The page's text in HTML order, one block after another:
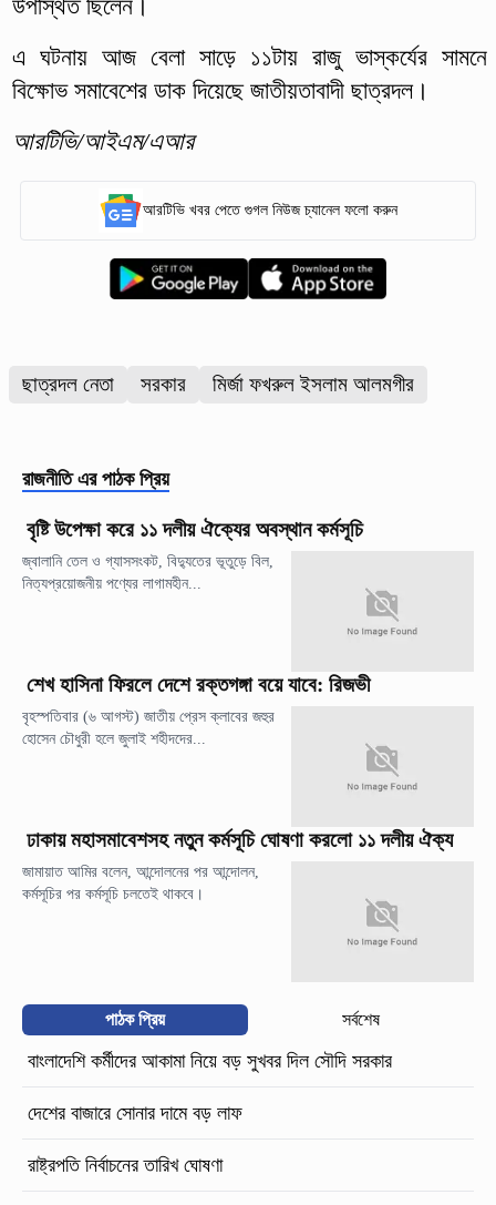
উপস্থিত ছিলেন।
এ ঘটনায় আজ বেলা সাড়ে ১১টায় রাজু ভাস্কর্যের সামনে
বিক্ষোভ সমাবেশের ডাক দিয়েছে জাতীয়তাবাদী ছাত্রদল।
আরটিভি/আইএম/এআর
আরটিভি খবর পেতে গুগল নিউজ চ্যানেল ফলো করুন
ছাত্রদল নেতা সরকার মির্জা ফখরুল ইসলাম আলমগীর
রাজনীতি এর পাঠক প্রিয়
বৃষ্টি উপেক্ষা করে ১১ দলীয় ঐক্যের অবস্থান কর্মসূচি
জ্বালানি তেল ও গ্যাসসংকট, বিদ্যুতের ভূতুড়ে বিল,
নিত্যপ্রয়োজনীয় পণ্যের লাগামহীন...
শেখ হাসিনা ফিরলে দেশে রক্তগঙ্গা বয়ে যাবে: রিজভী
বৃহস্পতিবার (৬ আগস্ট) জাতীয় প্রেস ক্লাবের জহুর
হোসেন চৌধুরী হলে জুলাই শহীদদের...
ঢাকায় মহাসমাবেশসহ নতুন কর্মসূচি ঘোষণা করলো ১১ দলীয় ঐক্য
জামায়াত আমির বলেন, আন্দোলনের পর আন্দোলন,
কর্মসূচির পর কর্মসূচি চলতেই থাকবে।
পাঠক প্রিয় সর্বশেষ
বাংলাদেশি কর্মীদের আকামা নিয়ে বড় সুখবর দিল সৌদি সরকার
দেশের বাজারে সোনার দামে বড় লাফ
রাষ্ট্রপতি নির্বাচনের তারিখ ঘোষণা